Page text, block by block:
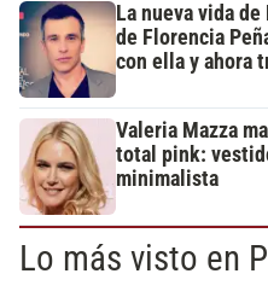
La nueva vida
de Florencia
con ella y ahora
Valeria Mazza
total pink:
minimalista
Lo más visto en